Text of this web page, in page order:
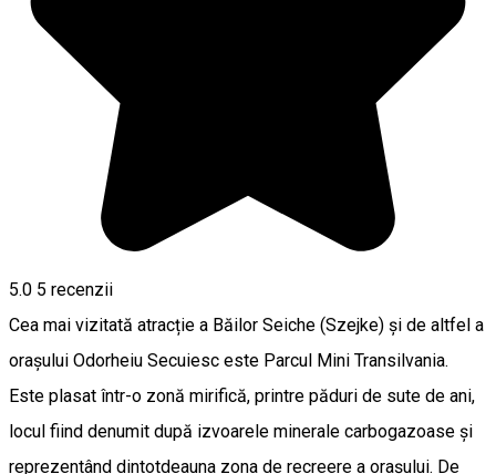
5.0 5 recenzii
Cea mai vizitată atracție a Băilor Seiche (Szejke) și de altfel a
orașului Odorheiu Secuiesc este Parcul Mini Transilvania.
Este plasat într-o zonă mirifică, printre păduri de sute de ani,
locul fiind denumit după izvoarele minerale carbogazoase și
reprezentând dintotdeauna zona de recreere a orașului. De